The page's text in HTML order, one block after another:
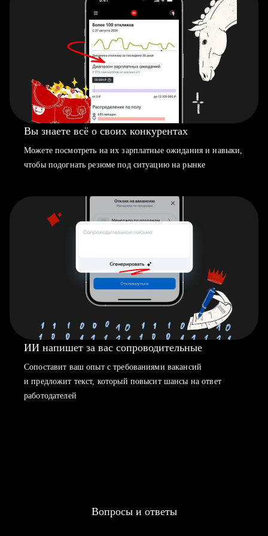
Вы знаете всё о своих конкурентах
Можете посмотреть на их зарплатные ожидания и навыки,
чтобы подогнать резюме под ситуацию на рынке
ИИ напишет за вас сопроводительные
Сопоставит ваш опыт с требованиями вакансий
и предложит текст, который повысит шансы на ответ
работодателей
Вопросы и ответы